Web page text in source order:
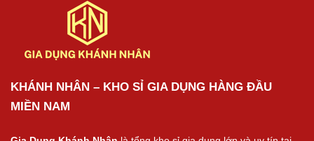
KHÁNH NHÂN – KHO SỈ GIA DỤNG HÀNG ĐẦU
MIỀN NAM